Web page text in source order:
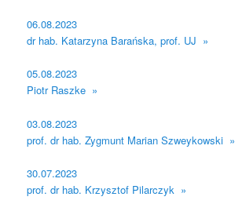
06.08.2023
dr hab. Katarzyna Barańska, prof. UJ »
05.08.2023
Piotr Raszke »
03.08.2023
prof. dr hab. Zygmunt Marian Szweykowski »
30.07.2023
prof. dr hab. Krzysztof Pilarczyk »